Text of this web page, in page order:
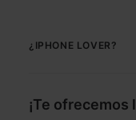
¿IPHONE LOVER?
¡Te